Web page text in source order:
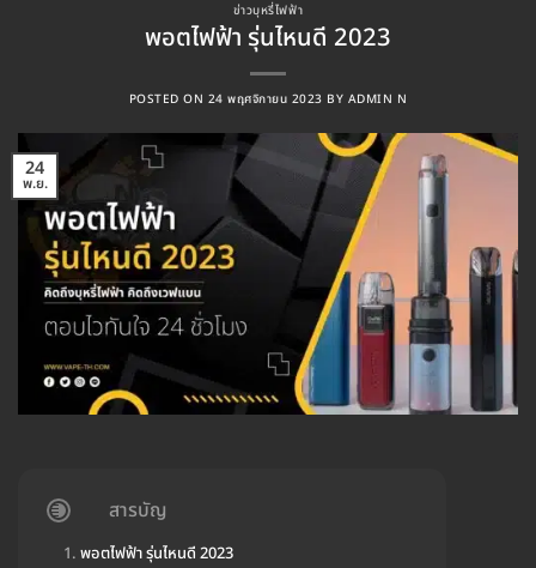
ข่าวบุหรี่ไฟฟ้า
พอตไฟฟ้า รุ่นไหนดี 2023
POSTED ON 24 พฤศจิกายน 2023 BY ADMIN N
24
พ.ย.
สารบัญ
พอตไฟฟ้า รุ่นไหนดี 2023